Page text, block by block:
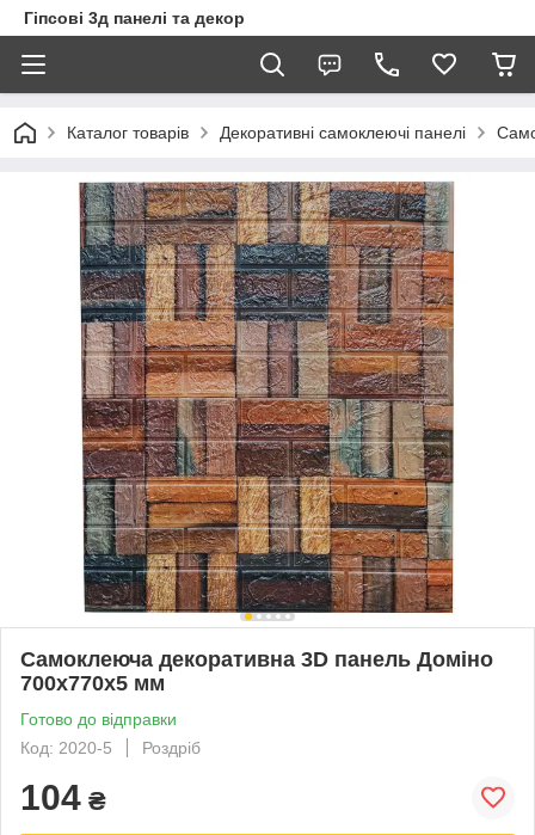
Гіпсові 3д панелі та декор
Каталог товарів Декоративні самоклеючі панелі
Самоклеюча декоративна 3D панель Доміно
700x770x5 мм
Готово до відправки
Код: 2020-5
Роздріб
104 ₴